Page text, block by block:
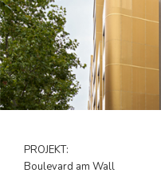
PROJEKT:
Boulevard am Wall